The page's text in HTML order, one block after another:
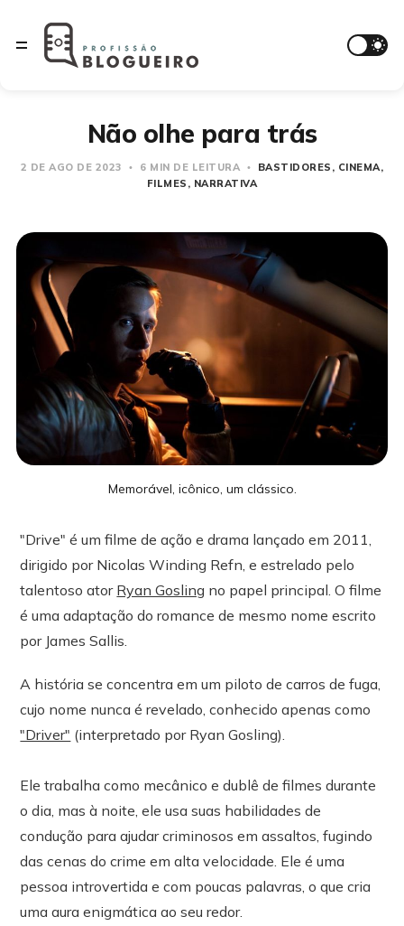
Não olhe para trás
2 DE AGO DE 2023 6 MIN DE LEITURA BASTIDORES
CINEMA
FILMES
NARRATIVA
Memorável, icônico, um clássico.
"Drive" é um filme de ação e drama lançado em 2011,
dirigido por Nicolas Winding Refn, e estrelado pelo
talentoso ator Ryan Gosling no papel principal. O filme
é uma adaptação do romance de mesmo nome escrito
por James Sallis.
A história se concentra em um piloto de carros de fuga,
cujo nome nunca é revelado, conhecido apenas como
"Driver" (interpretado por Ryan Gosling).
Ele trabalha como mecânico e dublê de filmes durante
o dia, mas à noite, ele usa suas habilidades de
condução para ajudar criminosos em assaltos, fugindo
das cenas do crime em alta velocidade. Ele é uma
pessoa introvertida e com poucas palavras, o que cria
uma aura enigmática ao seu redor.